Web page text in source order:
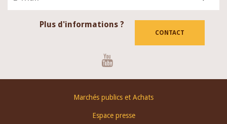
Plus d'informations ?
CONTACT
Marchés publics et Achats
Espace presse